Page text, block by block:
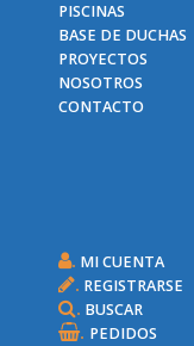
PISCINAS
BASE DE DUCHAS
PROYECTOS
NOSOTROS
CONTACTO
. MI CUENTA
. REGISTRARSE
. BUSCAR
. PEDIDOS